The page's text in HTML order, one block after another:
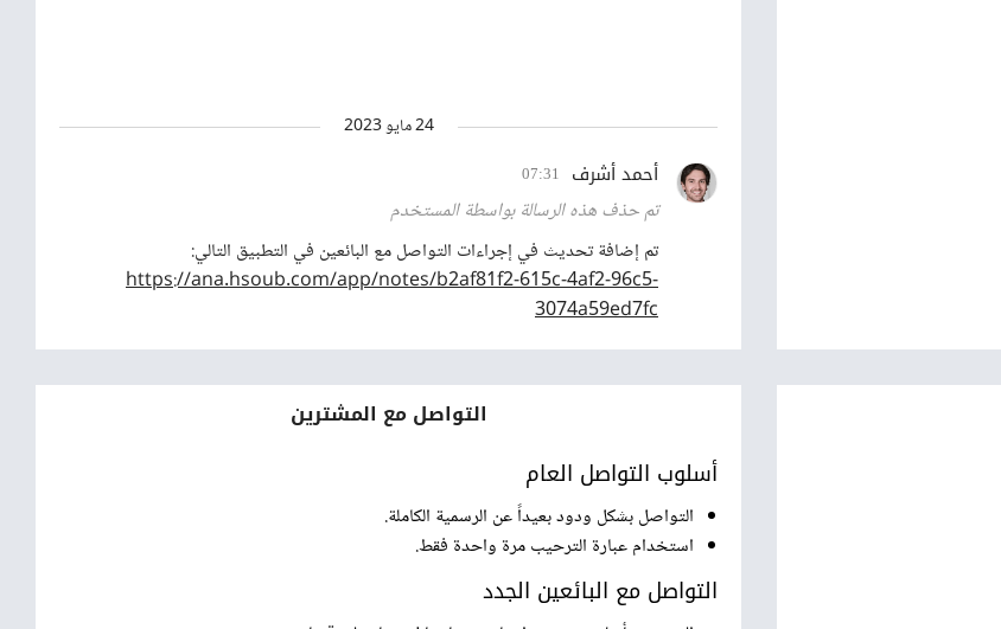
24 مايو 2023
أحمد أشرف 07:31
تم حذف هذه الرسالة بواسطة المستخدم
تم إضافة تحديث في إجراءات التواصل مع البائعين في التطبيق التالي:
https://ana.hsoub.com/app/notes/b2af81f2-615c-4af2-96c5-
3074a59ed7fc
التواصل مع المشترين
أسلوب التواصل العام
التواصل بشكل ودود بعيداً عن الرسمية الكاملة.
استخدام عبارة الترحيب مرة واحدة فقط.
التواصل مع البائعين الجدد